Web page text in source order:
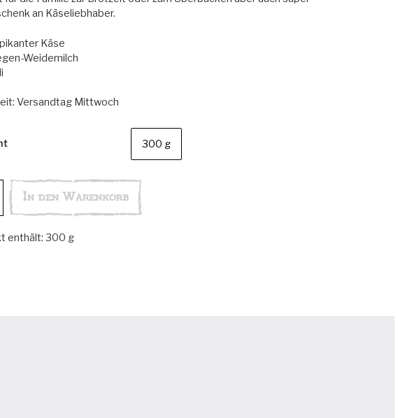
an Käseliebhaber.
Käse
Weidemilch
Versandtag Mittwoch
300 g
In den Warenkorb
enthält: 300 g